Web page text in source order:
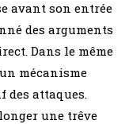
avant son entrée
des arguments
Dans le même
mécanisme
des attaques.
une trêve